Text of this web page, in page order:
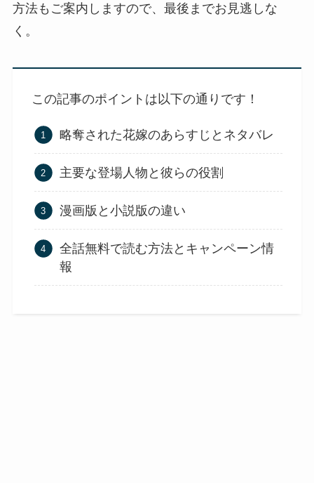
方法もご案内しますので、最後までお見逃しな
く。
この記事のポイントは以下の通りです！
略奪された花嫁のあらすじとネタバレ
主要な登場人物と彼らの役割
漫画版と小説版の違い
全話無料で読む方法とキャンペーン情
報